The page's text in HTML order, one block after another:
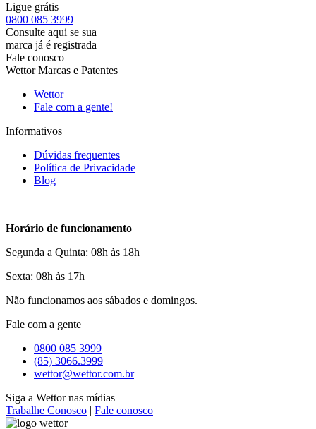
Ligue grátis
0800 085 3999
Consulte aqui se sua
marca já é registrada
Fale conosco
Wettor Marcas e Patentes
Wettor
Fale com a gente!
Informativos
Dúvidas frequentes
Política de Privacidade
Blog
Horário de funcionamento
Segunda a Quinta: 08h às 18h
Sexta: 08h às 17h
Não funcionamos aos sábados e domingos.
Fale com a gente
0800 085 3999
(85) 3066.3999
wettor@wettor.com.br
Siga a Wettor nas mídias
Trabalhe Conosco | Fale conosco